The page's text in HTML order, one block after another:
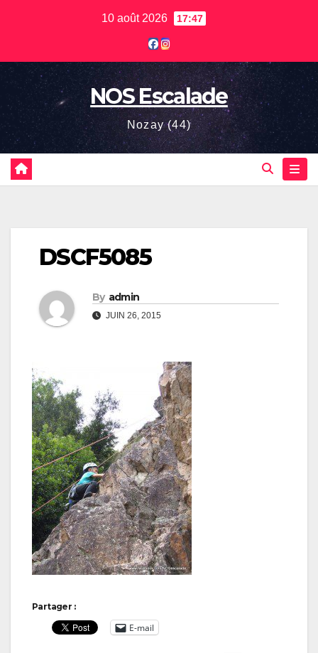
10 août 2026 17:47
NOS Escalade
Nozay (44)
DSCF5085
By admin
JUIN 26, 2015
Partager :
E-mail